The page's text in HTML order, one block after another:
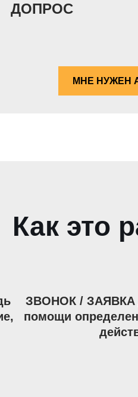
ДОПРОС
МНЕ НУЖЕН
Как это
ЗВОНОК / ЗАЯВКА
помощи